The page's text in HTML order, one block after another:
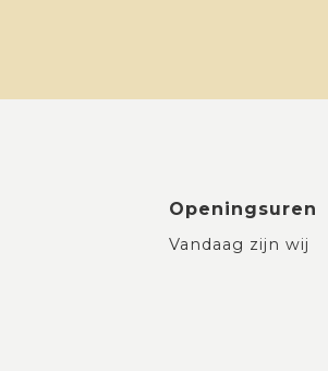
Openingsuren
Vandaag zijn wij